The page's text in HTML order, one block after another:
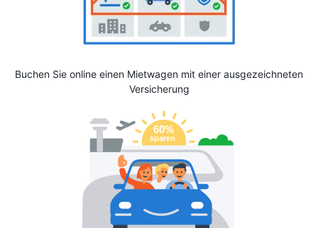
Buchen Sie online einen Mietwagen mit einer ausgezeichneten
Versicherung